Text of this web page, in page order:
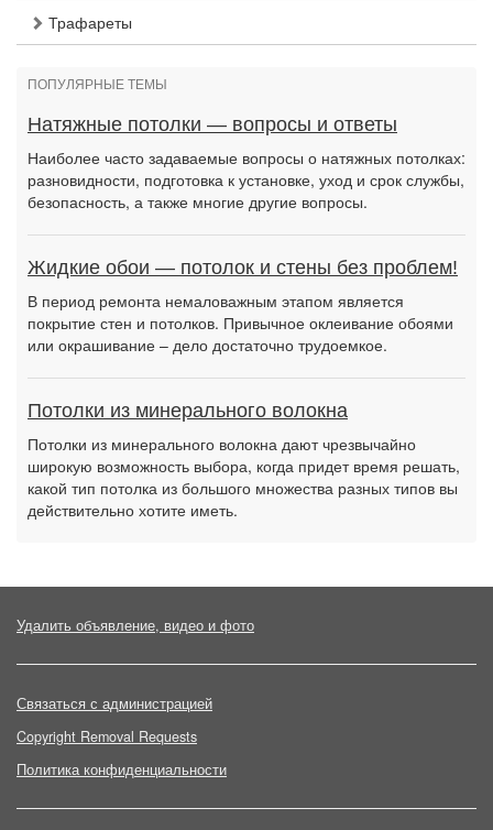
Трафареты
ПОПУЛЯРНЫЕ ТЕМЫ
Натяжные потолки — вопросы и ответы
Наиболее часто задаваемые вопросы о натяжных потолках:
разновидности, подготовка к установке, уход и срок службы,
безопасность, а также многие другие вопросы.
Жидкие обои — потолок и стены без проблем!
В период ремонта немаловажным этапом является
покрытие стен и потолков. Привычное оклеивание обоями
или окрашивание – дело достаточно трудоемкое.
Потолки из минерального волокна
Потолки из минерального волокна дают чрезвычайно
широкую возможность выбора, когда придет время решать,
какой тип потолка из большого множества разных типов вы
действительно хотите иметь.
Удалить объявление, видео и фото
Связаться с администрацией
Copyright Removal Requests
Политика конфиденциальности